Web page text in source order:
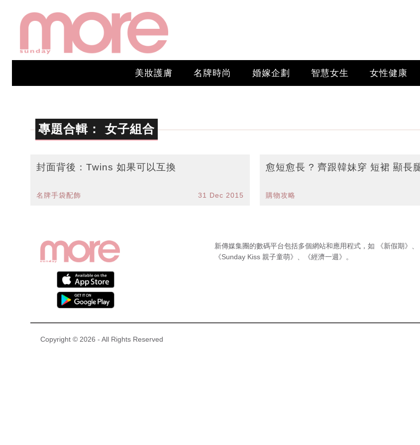
美妝護膚 名牌時尚 婚嫁企劃 智慧女生 女性健康
專題合輯： 女子組合
封面背後：Twins 如果可以互換
名牌手袋配飾 31 Dec 2015
愈短愈長 ? 齊跟韓妹穿 短裙 顯長
購物攻略
新傳媒集團的數碼平台包括多個網站和應用程式，如 《新假期》
《Sunday Kiss 親子童萌》
《經濟一週》 。
Copyright © 2026 - All Rights Reserved